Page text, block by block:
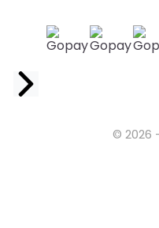
© 2026 -